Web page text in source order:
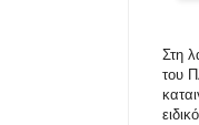
Στη
του